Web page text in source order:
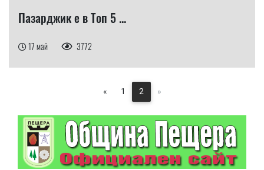
Пазарджик е в Топ 5 ...
17 май 3772
« 1 2 »